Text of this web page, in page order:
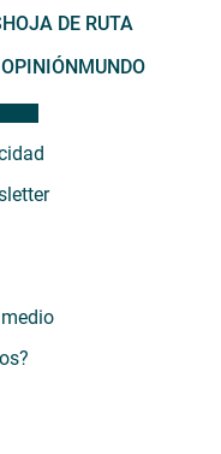
HOJA DE RUTA
OPINIÓN MUNDO